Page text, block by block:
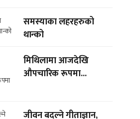
समस्याका लहरहरुको
थान्को
मिथिलामा आजदेखि
औपचारिक रूपमा...
जीवन बदल्ने गीताज्ञान,